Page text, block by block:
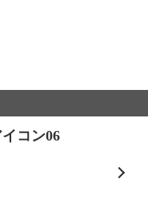
コン06